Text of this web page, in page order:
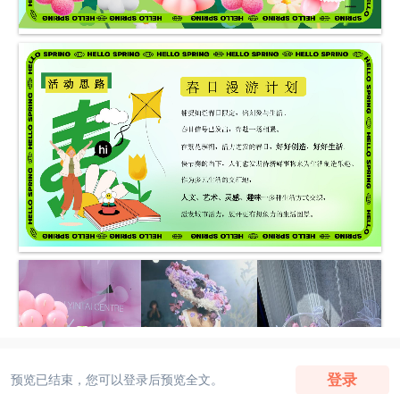
预览已结束，您可以登录后预览全文。 登录